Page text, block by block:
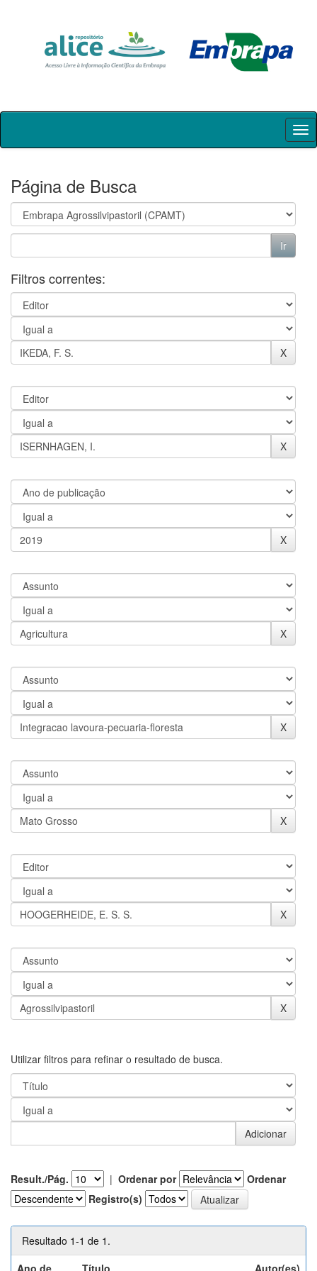
Skip
Página de Busca
Filtros correntes:
Utilizar filtros para refinar o resultado de busca.
Result./Pág. | Ordenar por
Ordenar
Registro(s)
Resultado 1-1 de 1.
Ano de
Título Autor(es)